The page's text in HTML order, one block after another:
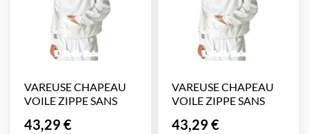
VAREUSE CHAPEAU
VOILE ZIPPE SANS
Prix
43,29 €
VAREUSE CHAPEAU
VOILE ZIPPE SANS
Prix
43,29 €